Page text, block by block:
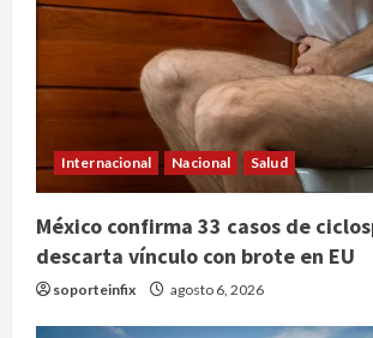
Internacional Nacional Salud
México confirma 33 casos de
descarta vínculo con brote en EU
soporteinfix agosto 6, 2026